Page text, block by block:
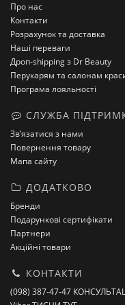
Про нас
Контакти
Розрахунок та доставка
Наші переваги
Дроп-shipping з Dr Beauty
Перукарям та салонам
Програма лояльності
СЛУЖБА
Зв’язатися з нами
Повернення товару
Мапа сайту
ДОДАТКОВО
Бренди
Подарункові сертифікати
Партнери
Акційні товари
КОНТАКТИ
(098) 387-47-47